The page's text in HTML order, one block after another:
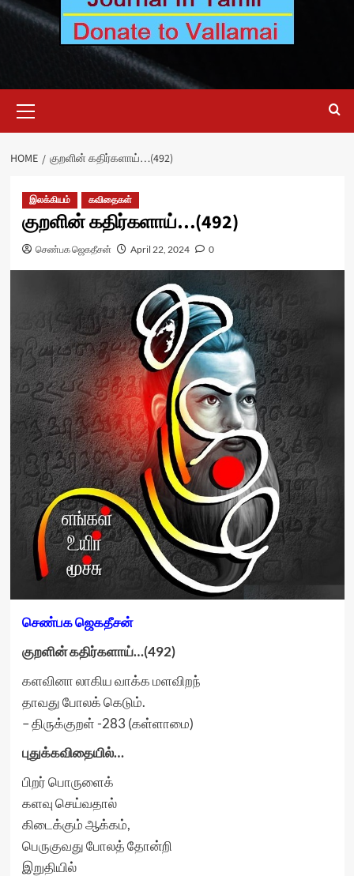
Menu
HOME குறளின் கதிர்களாய்…(492)
இலக்கியம் கவிதைகள்
குறளின் கதிர்களாய்…(492)
செண்பக ஜெகதீசன் April 22, 2024 0
செண்பகஜெகதீசன்
குறளின் கதிர்களாய்…(492)
களவினா லாகிய வாக்க மளவிறந்
தாவது போலக் கெடும்.
– திருக்குறள் -283 (கள்ளாமை)
புதுக்கவிதையில்…
பிறர் பொருளைக்
களவு செய்வதால்
கிடைக்கும் ஆக்கம்,
பெருகுவது போலத் தோன்றி
இறுதியில்